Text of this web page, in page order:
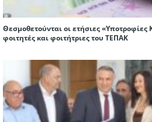
Θεσμοθετούνται οι ετήσιες
φοιτητές και φοιτήτριες του ΤΕΠΑΚ